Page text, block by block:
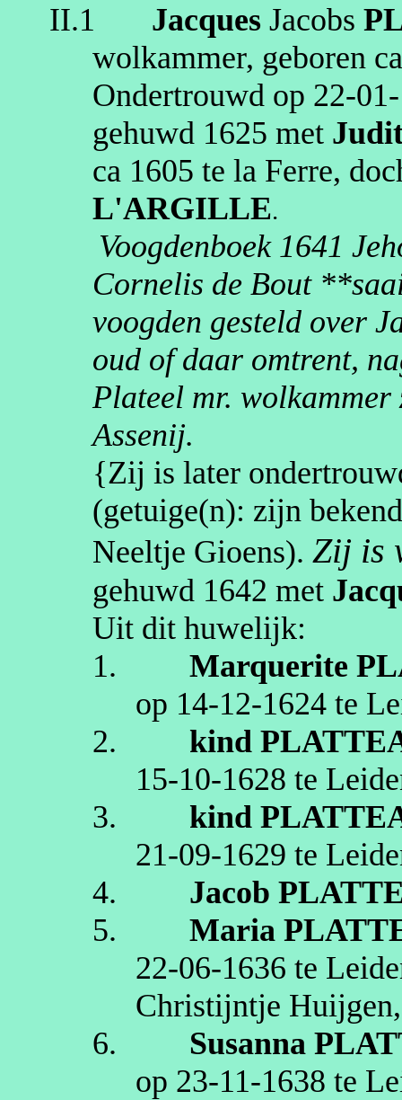
II.1 Jacques Jacobs
wolkammer, geboren
Ondertrouwd op
gehuwd 1625 met
ca 1605 tela Ferre,
L'ARGILLE.
Voogdenboek 1641
Cornelis de Bout **
voogden gesteld over
oud of daar omtrent,
Plateel mr.
Assenij.
{Zij is later
(getuige(n): zijn
Neeltje Gioens).Zij is
gehuwd 1642 met
Uit dit huwelijk:
1.
Marquerite
op 14‑12‑1624 te
2.
kind
15‑10‑1628 te
3.
kind
21‑09‑1629 te
4.
Jacob
5.
Maria
22‑06‑1636 te
Christijntje
6.
Susanna
op 23‑11‑1638 te